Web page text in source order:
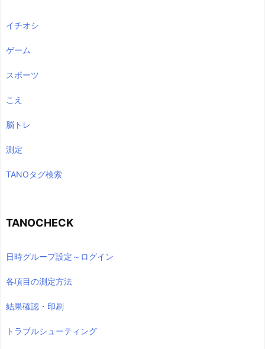
イチオシ
ゲーム
スポーツ
こえ
脳トレ
測定
TANOタグ検索
TANOCHECK
日時グループ設定～ログイン
各項目の測定方法
結果確認・印刷
トラブルシューティング